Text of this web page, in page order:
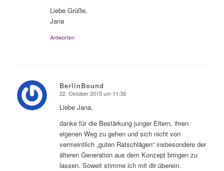
Liebe Grüße,
Jana
Antworten
BerlinBound
sagte:
22. Oktober 2015 um 11:36
Liebe Jana,
danke für die Bestärkung junger Eltern, ihren
eigenen Weg zu gehen und sich nicht von
vermeintlich „guten Ratschlägen“ insbesondere der
älteren Generation aus dem Konzept bringen zu
lassen. Soweit stimme ich mit dir überein.